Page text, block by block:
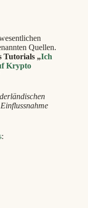
Quellen.
Tutorials „Ich
Krypto
: